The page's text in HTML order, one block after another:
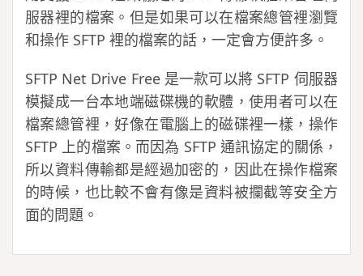
服器裡的檔案。但是如果可以在檔案總管裡瀏覽
和操作 SFTP 裡的檔案的話，一定會方便許多。
SFTP Net Drive Free 是一款可以將 SFTP 伺服器
模擬成一台本地端磁碟機的軟體，使用者可以在
檔案總管裡，好像在電腦上的磁碟裡一樣，操作
SFTP 上的檔案。而因為 SFTP 通訊協定的關係，
所以資料傳輸都是經過加密的，因此在操作檔案
的時候，也比較不會有像是資料被攔截等安全方
面的問題。